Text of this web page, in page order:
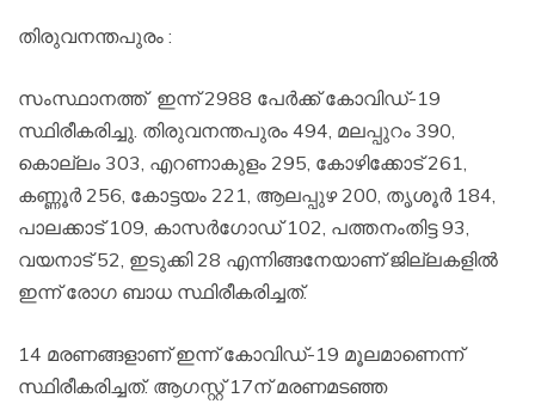
തിരുവനന്തപുരം :
സംസ്ഥാനത്ത് ഇന്ന് 2988 പേര്‍ക്ക് കോവിഡ്-19
സ്ഥിരീകരിച്ചു. തിരുവനന്തപുരം 494, മലപ്പുറം 390,
കൊല്ലം 303, എറണാകുളം 295, കോഴിക്കോട് 261,
കണ്ണൂര്‍ 256, കോട്ടയം 221, ആലപ്പുഴ 200, തൃശൂര്‍ 184,
പാലക്കാട് 109, കാസര്‍ഗോഡ് 102, പത്തനംതിട്ട 93,
വയനാട് 52, ഇടുക്കി 28 എന്നിങ്ങനേയാണ് ജില്ലകളില്‍
ഇന്ന് രോഗ ബാധ സ്ഥിരീകരിച്ചത്.
14 മരണങ്ങളാണ് ഇന്ന് കോവിഡ്-19 മൂലമാണെന്ന്
സ്ഥിരീകരിച്ചത്. ആഗസ്റ്റ് 17ന് മരണമടഞ്ഞ